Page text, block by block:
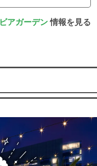
ビアガーデン情報を見る